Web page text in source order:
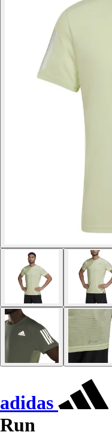
adidas
Run